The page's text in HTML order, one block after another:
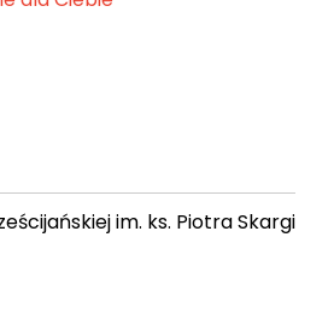
im. ks. Piotra Skargi